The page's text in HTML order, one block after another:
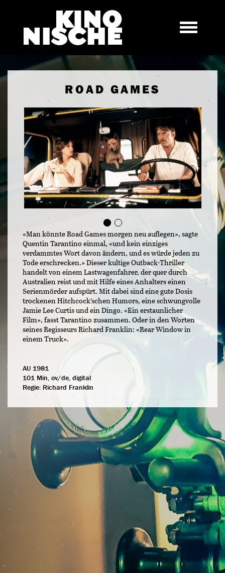
ROAD GAMES
«Man könnte Road Games morgen neu auflegen», sagte
Quentin Tarantino einmal, «und kein einziges
verdammtes Wort davon ändern, und es würde jeden zu
Tode erschrecken.» Dieser kultige Outback-Thriller
handelt von einem Lastwagenfahrer, der quer durch
Australien reist und mit Hilfe eines Anhalters einen
Serienmörder aufspürt. Mit dabei sind eine gute Dosis
trockenen Hitchcock’schen Humors, eine schwungvolle
Jamie Lee Curtis und ein Dingo. «Ein erstaunlicher
Film», fasst Tarantino zusammen. Oder in den Worten
seines Regisseurs Richard Franklin: «Rear Window in
einem Truck».
AU 1981
101 Min, ov/de, digital
Regie: Richard Franklin